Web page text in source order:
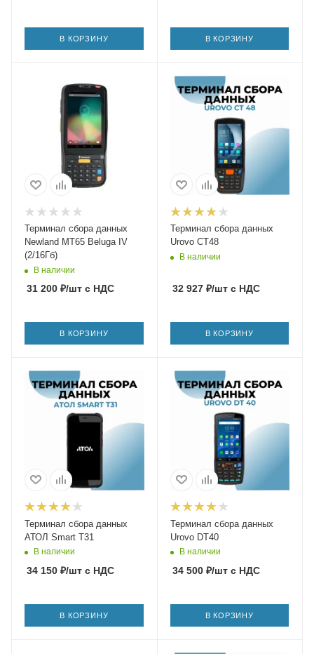
В КОРЗИНУ В КОРЗИНУ
Терминал сбора данных
Newland MT65 Beluga IV
(2/16Гб)
В наличии
31 200 ₽/шт с НДС
В КОРЗИНУ
Терминал сбора данных
Urovo CT48
В наличии
32 927₽/штс НДС
В КОРЗИНУ
Терминал сбора данных
АТОЛ Smart T31
В наличии
34 150 ₽/шт с НДС
В КОРЗИНУ
Терминал сбора данных
Urovo DT40
В наличии
34 500₽/штс НДС
В КОРЗИНУ